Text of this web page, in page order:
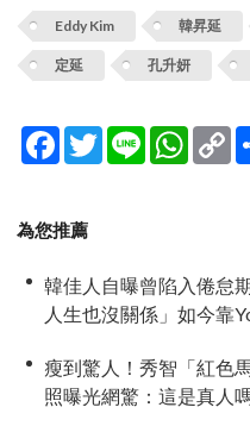
Eddy Kim 韓昇延
定延 孔升妍
Facebook
TwitterLine
為您推薦
韓佳人自曝曾陷入倦怠
人生也沒關係」如今靠
瘦到驚人！秀智「紅色
照曝光網驚：這是真人